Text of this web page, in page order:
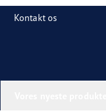
Kontakt os